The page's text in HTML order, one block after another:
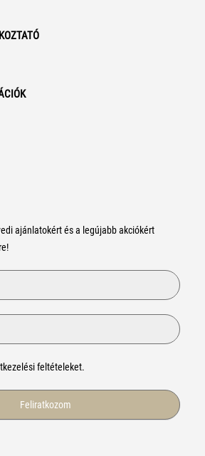
ajánlatokért és a legújabb akciókért
feltételeket.